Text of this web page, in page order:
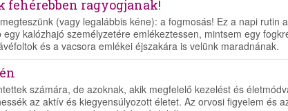
fehérebben ragyogjanak!
(vagy legalábbis kéne): a fogmosás! Ez a napi rutin
kalózhajó személyzetére emlékeztessen, mintsem egy
és a vacsora emlékei éjszakára is velünk maradnának.
számára, de azoknak, akik megfelelő kezelést és
az aktív és kiegyensúlyozott életet. Az orvosi figyelem és